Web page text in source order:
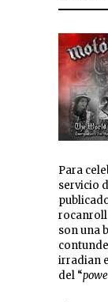
Para
servicio
rocanroll
son una
irradian
del “